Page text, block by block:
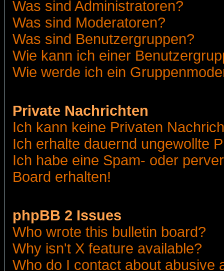
Was sind Administratoren?
Was sind Moderatoren?
Was sind Benutzergruppen?
Wie kann ich einer
Wie werde ich ein
Private Nachrichten
Ich kann keine Privaten
Ich erhalte dauernd ungewollte
Ich habe eine Spam- oder
Board erhalten!
phpBB 2 Issues
Who wrote this bulletin board?
Why isn't X feature available?
Who do I contact about abusive